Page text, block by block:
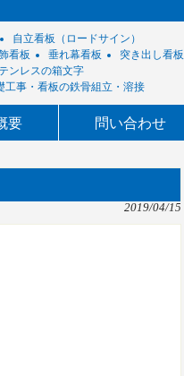
自立看板（ロードサイン）
看板 垂れ幕看板
突き出し看板
ンレスの箱文字
工事・看板の鉄骨組立・溶接
要 問い合わせ
2019/04/15